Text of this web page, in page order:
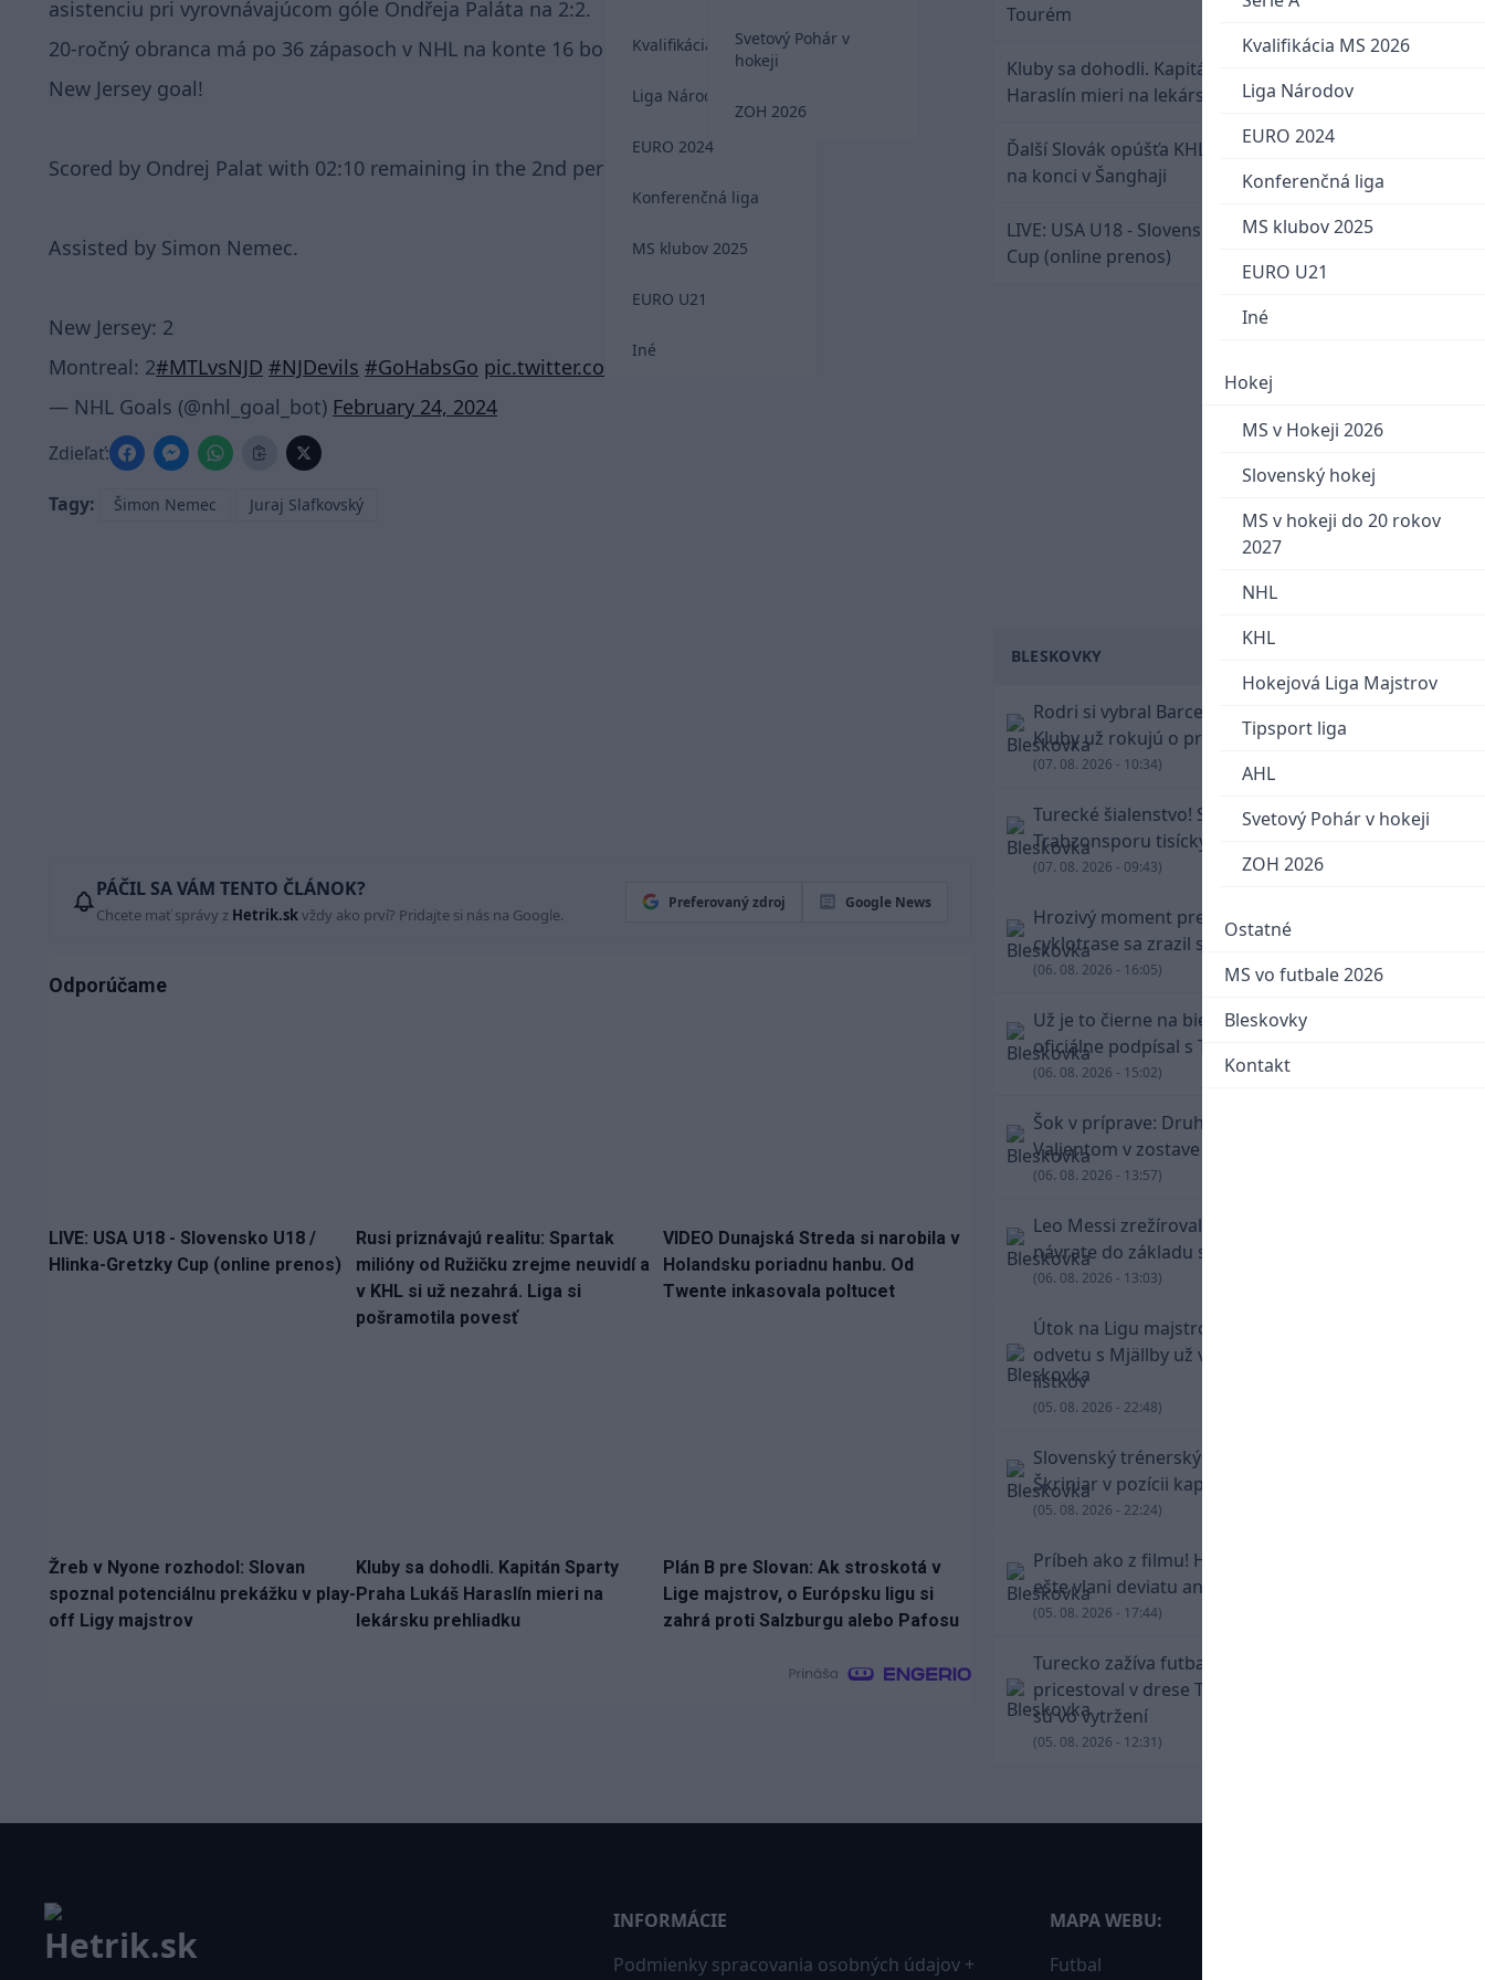
Kvalifikácia MS 2026
Liga Národov
EURO 2024
Konferenčná liga
MS klubov 2025
EURO U21
Iné
Svetový Pohár v
hokeji
ZOH 2026
Kvalifikácia MS 2026
Liga Národov
EURO 2024
Konferenčná liga
MS klubov 2025
EURO U21
Iné
Hokej
MS v Hokeji 2026
Slovenský hokej
MS v hokeji do 20 rokov
2027
NHL
KHL
Hokejová Liga Majstrov
Tipsport liga
AHL
Svetový Pohár v hokeji
ZOH 2026
Ostatné
MS vo futbale 2026
Bleskovky
Kontakt
asistenciu pri vyrovnávajúcom góle Ondřeja Paláta na 2:2.
20-ročný obranca má po 36 zápasoch v NHL na konte 16 bodov za 2 góly a 14 asistencií.
New Jersey goal!
Scored by Ondrej Palat with 02:10 remaining in the 2nd period.
Assisted by Simon Nemec.
New Jersey: 2
Montreal: 2#MTLvsNJD #NJDevils #GoHabsGo pic.twitter.com/TELaRdMAE4
— NHL Goals (@nhl_goal_bot) February 24, 2024
Zdieľať:
Tagy: Šimon Nemec Juraj Slafkovský
PÁČIL SA VÁM TENTO ČLÁNOK?
Chcete mať správy z Hetrik.skvždy ako prví? Pridajte si nás na Google.
Preferovaný zdroj Google News
Odporúčame
LIVE: USA U18 - Slovensko U18 /
Hlinka-Gretzky Cup (online prenos)
Rusi priznávajú realitu: Spartak
milióny od Ružičku zrejme neuvidí a
v KHL si už nezahrá. Liga si
pošramotila povesť
VIDEO Dunajská Streda si narobila v
Holandsku poriadnu hanbu. Od
Twente inkasovala poltucet
Žreb v Nyone rozhodol: Slovan
spoznal potenciálnu prekážku v play-
off Ligy majstrov
Kluby sa dohodli. Kapitán Sparty
Praha Lukáš Haraslín mieri na
lekársku prehliadku
Plán B pre Slovan: Ak stroskotá v
Lige majstrov, o Európsku ligu si
zahrá proti Salzburgu alebo Pafosu
Tourém
Kluby sa dohodli. Kapitán Sparty Praha Lukáš
Haraslín mieri na lekársku prehliadku
Ďalší Slovák opúšťa KHL. Patrik Rybár sa dohodol
na konci v Šanghaji
LIVE: USA U18 - Slovensko U18 / Hlinka-Gretzky
Cup (online prenos)
BLESKOVKY
Rodri si vybral Barcelonu a odmietol Real.
Kluby už rokujú o prestupovej čiastke
(07. 08. 2026 - 10:34)
Turecké šialenstvo! Salaha vítali na štadióne
Trabzonsporu tisícky fanúšikov
(07. 08. 2026 - 09:43)
Hrozivý moment pre Zdena Cháru! Na
cyklotrase sa zrazil s bežcom
(06. 08. 2026 - 16:05)
Už je to čierne na bielom: Mohamed Salah
oficiálne podpísal s Trabzonsporom
(06. 08. 2026 - 15:02)
Šok v príprave: Druholigová Mallorca s
Valjentom v zostave zdolala PSG
(06. 08. 2026 - 13:57)
Leo Messi zrežíroval obrat Interu Miami, pri
návrate do základu strelil dva góly
(06. 08. 2026 - 13:03)
Útok na Ligu majstrov láka! Slovan hlási na
odvetu s Mjällby už viac ako 13-tisíc predaných
lístkov
(05. 08. 2026 - 22:48)
Slovenský trénerský súboj pre Borbélyho,
Škriniar v pozícii kapitána potiahol Fenerbahce
(05. 08. 2026 - 22:24)
Príbeh ako z filmu! Hrdina Slovana Kianga hral
ešte vlani deviatu anglickú ligu
(05. 08. 2026 - 17:44)
Turecko zažíva futbalové šialenstvo! Salah
pricestoval v drese Trabzonsporu, fanúšikovia
sú vo vytržení
(05. 08. 2026 - 12:31)
INFORMÁCIE
Podmienky spracovania osobných údajov +
MAPA WEBU:
Futbal